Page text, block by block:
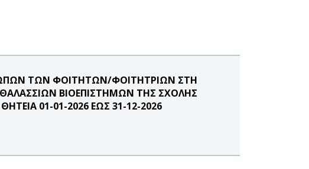
ΤΩΝ ΦΟΙΤΗΤΩΝ/ΦΟΙΤΗΤΡΙΩΝ ΣΤΗ
ΒΙΟΕΠΙΣΤΗΜΩΝ ΤΗΣ ΣΧΟΛΗΣ
01-01-2026 ΕΩΣ 31-12-2026